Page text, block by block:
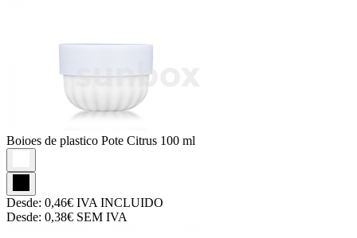
Boioes de plastico Pote Citrus 100 ml
Desde: 0,46€ IVA INCLUIDO
Desde: 0,38€ SEM IVA